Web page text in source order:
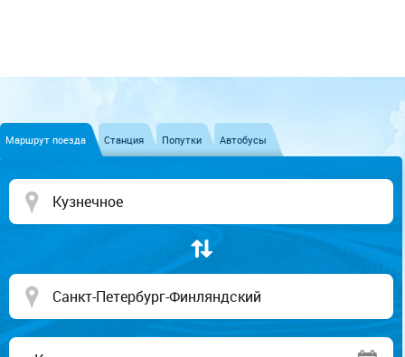
Маршрут поезда Станция Попутки Автобусы